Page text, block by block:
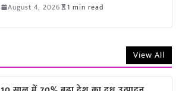
August 4, 2026 1 min read
View All